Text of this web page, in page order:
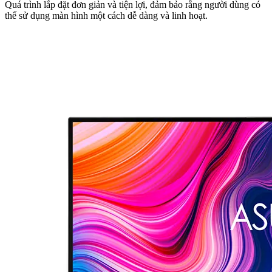
Quá trình lắp đặt đơn giản và tiện lợi, đảm bảo rằng người dùng có
thể sử dụng màn hình một cách dễ dàng và linh hoạt.